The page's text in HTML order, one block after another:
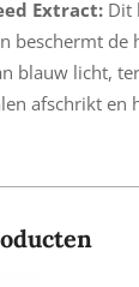
Extract: Dit
beschermt de
blauw licht,
afschrikt en